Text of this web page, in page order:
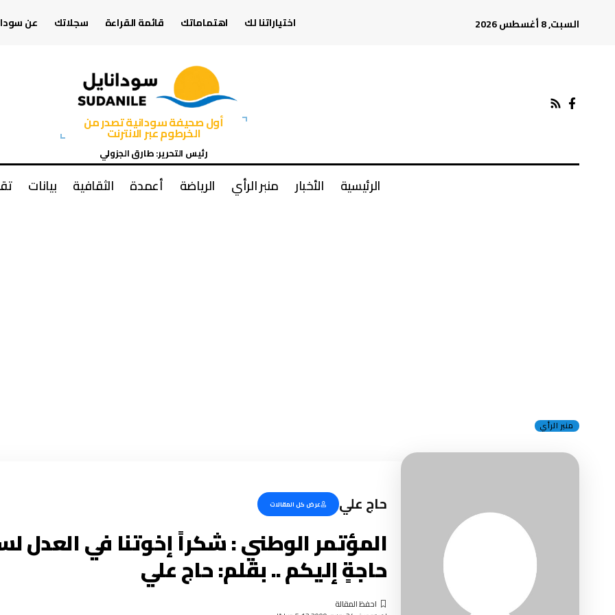
السبت, 8 أغسطس 2026 اختياراتنا لك اهتماماتك قائمة القراءة سجلاتك عن
أول صحيفة سودانية تصدر من
الخرطوم عبر الانترنت
رئيس التحرير: طارق الجزولي
الرئيسية الأخبار منبر الرأي الرياضة أعمدة الثقافية بيانات
منبر الرأي
حاج علي عرض كل المقالات
المؤتمر الوطني : شكراً إخوتنا في العدل
حاجةٍ إليكم .. بقلم: حاج علي